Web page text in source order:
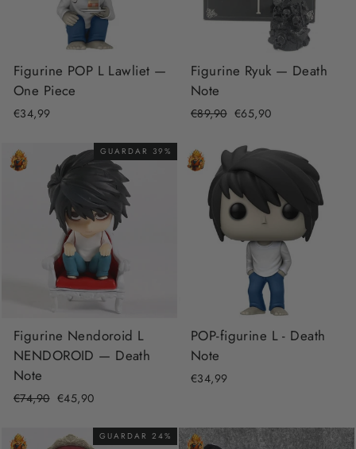
Figurine POP L Lawliet —
One Piece
€34,99
Figurine Ryuk — Death
Note
Precio
€89,90 Precio
oferta
€65,90
GUARDAR 39%
Figurine Nendoroid L
NENDOROID — Death
Note
Precio
€74,90 Precio
oferta
€45,90
POP-figurine L - Death
Note
€34,99
GUARDAR 24%